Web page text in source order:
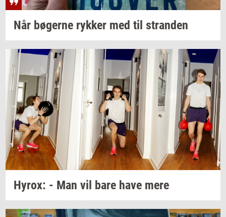
Når bø­ger­ne ryk­ker med til stran­den
Hyrox: - Man vil bare have mere